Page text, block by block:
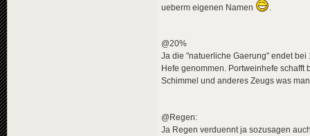
ueberm eigenen Namen
.
@20%
Ja die "natuerliche Gaerung" endet
Hefe genommen. Portweinhefe
Schimmel und anderes Zeugs was
@Regen:
Ja Regen verduennt ja sozusagen